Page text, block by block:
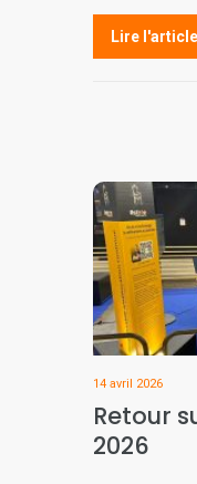
Lire l'article
14 avril 2026
Retour
2026